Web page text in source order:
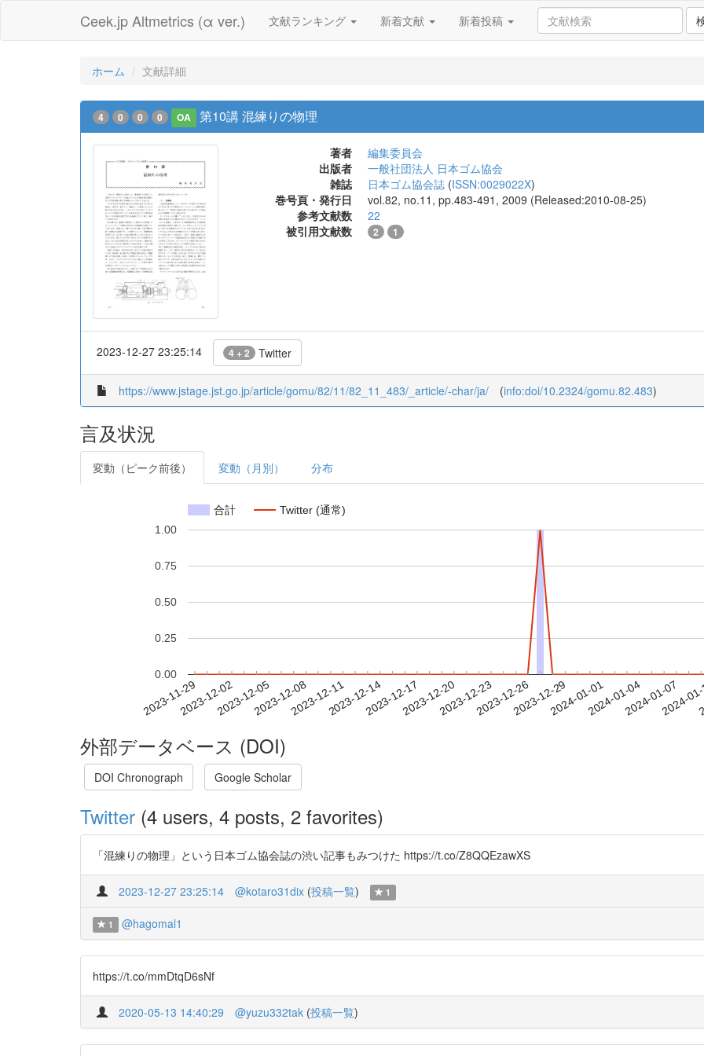
Ceek.jp Altmetrics (α ver.) 文献ランキング 新着文献 新着投稿
ホーム 文献詳細
4 0 0 0 OA 第10講 混練りの物理
著者
編集委員会
出版者
一般社団法人 日本ゴム協会
雑誌
日本ゴム協会誌 (ISSN:0029022X)
巻号頁・発行日
vol.82, no.11, pp.483-491, 2009 (Released:2010-08-25)
参考文献数
22
被引用文献数
2 1
2023-12-27 23:25:14 4 + 2 Twitter
https://www.jstage.jst.go.jp/article/gomu/82/11/82_11_483/_article/-char/ja/ (info:doi/10.2324/gomu.82.483)
言及状況
変動（ピーク前後） 変動（月別） 分布
合計 Twitter (通常)
2023-11-292023-12-022023-12-052023-12-082023-12-112023-12-142023-12-172023-12-202023-12-232023-12-262023-12-292024-01-012024-01-042024-01-07
2024-
0.00
0.25
0.50
0.75
1.00
外部データベース (DOI)
DOI Chronograph Google Scholar
Twitter (4 users, 4 posts, 2 favorites)
「混練りの物理」という日本ゴム協会誌の渋い記事もみつけた https://t.co/Z8QQEzawXS
2023-12-27 23:25:14 @kotaro31dix (投稿一覧) 1
1 @hagomal1
https://t.co/mmDtqD6sNf
2020-05-13 14:40:29 @yuzu332tak (投稿一覧)